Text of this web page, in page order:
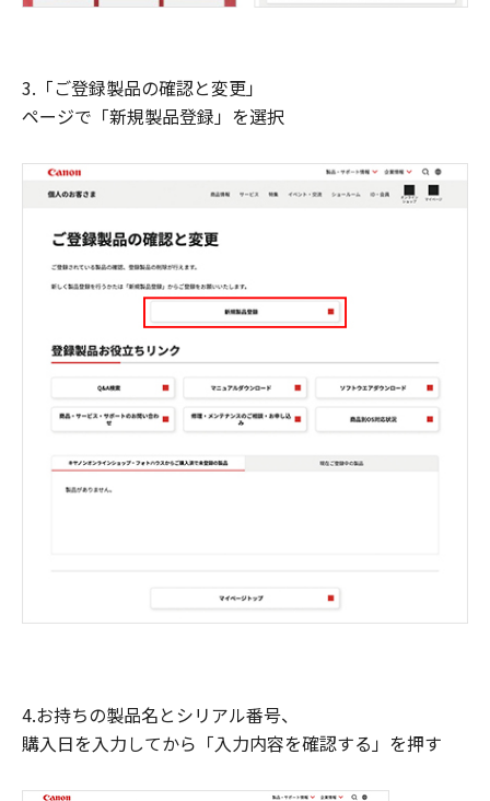
3.「ご登録製品の確認と変更」
ページで「新規製品登録」を選択
4.お持ちの製品名とシリアル番号、
購入日を入力してから「入力内容を確認する」を押す